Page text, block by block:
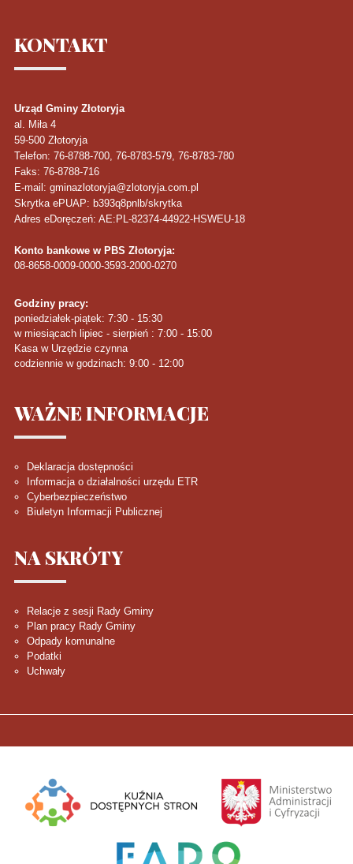
KONTAKT
Urząd Gminy Złotoryja
al. Miła 4
59-500 Złotoryja
Telefon: 76-8788-700, 76-8783-579, 76-8783-780
Faks: 76-8788-716
E-mail: gminazlotoryja@zlotoryja.com.pl
Skrytka ePUAP: b393q8pnlb/skrytka
Adres eDoręczeń: AE:PL-82374-44922-HSWEU-18
Konto bankowe w PBS Złotoryja:
08-8658-0009-0000-3593-2000-0270
Godziny pracy:
poniedziałek-piątek: 7:30 - 15:30
w miesiącach lipiec - sierpień : 7:00 - 15:00
Kasa w Urzędzie czynna
codziennie w godzinach: 9:00 - 12:00
WAŻNEINFORMACJE
Deklaracja dostępności
Informacja o działalności urzędu ETR
Cyberbezpieczeństwo
Biuletyn Informacji Publicznej
NA SKRÓTY
Relacje z sesji Rady Gminy
Plan pracy Rady Gminy
Odpady komunalne
Podatki
Uchwały